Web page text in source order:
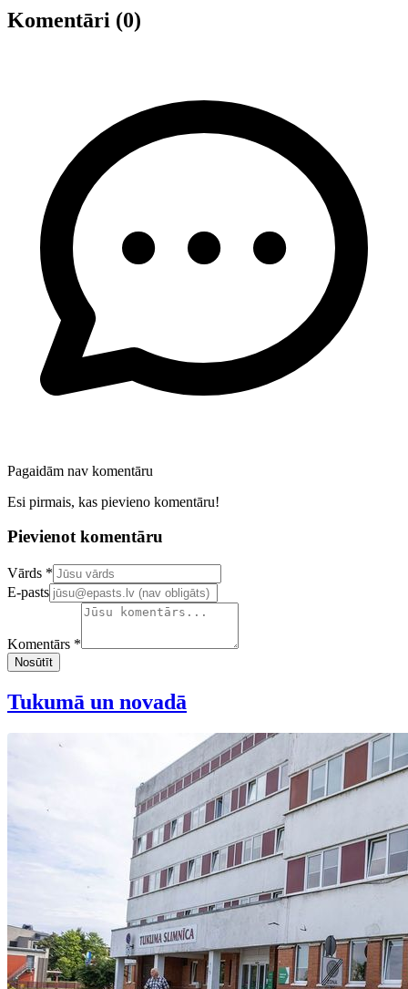
Komentāri (0)
Pagaidām nav komentāru
Esi pirmais, kas pievieno komentāru!
Pievienot komentāru
Confirm your email address
Vārds *
E-pasts
Komentārs *
Nosūtīt
Tukumā un novadā